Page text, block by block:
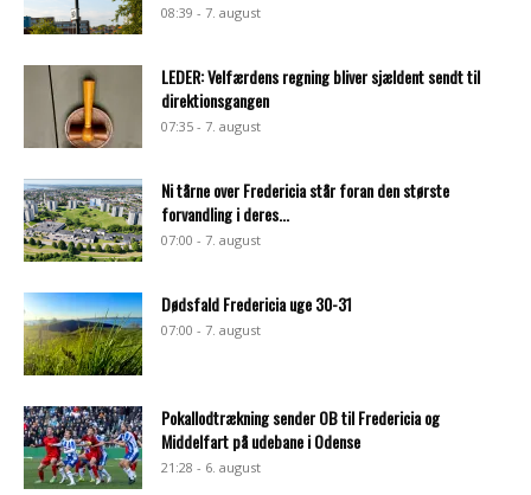
08:39 - 7. august
LEDER: Velfærdens regning bliver sjældent sendt til
direktionsgangen
07:35 - 7. august
Ni tårne over Fredericia står foran den største
forvandling i deres...
07:00 - 7. august
Dødsfald Fredericia uge 30-31
07:00 - 7. august
Pokallodtrækning sender OB til Fredericia og
Middelfart på udebane i Odense
21:28 - 6. august